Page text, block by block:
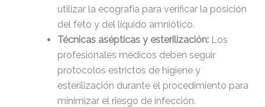
utilizar la ecografía para verificar la posición
del feto y del líquido amniótico.
Técnicas asépticas y esterilización:Los
profesionales médicos deben seguir
protocolos estrictos de higiene y
esterilización durante el procedimiento para
minimizar el riesgo de infección.